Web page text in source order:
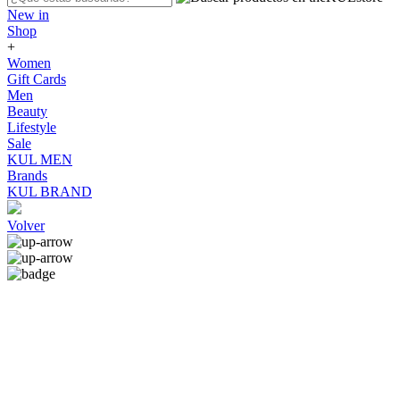
New in
Shop
+
Women
Gift Cards
Men
Beauty
Lifestyle
Sale
KUL MEN
Brands
KUL BRAND
Volver